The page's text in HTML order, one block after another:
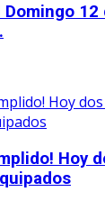
Domingo
Hoy